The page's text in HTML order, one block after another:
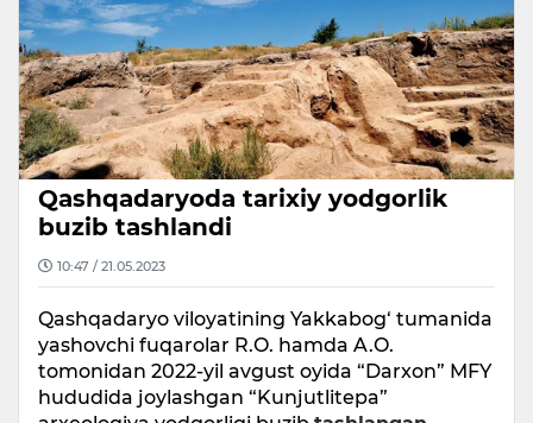
Qashqadaryoda tarixiy yodgorlik
buzib tashlandi
10:47 / 21.05.2023
Qashqadaryo viloyatining Yakkabog‘ tumanida
yashovchi fuqarolar R.O. hamda A.O.
tomonidan 2022-yil avgust oyida “Darxon” MFY
hududida joylashgan “Kunjutlitepa”